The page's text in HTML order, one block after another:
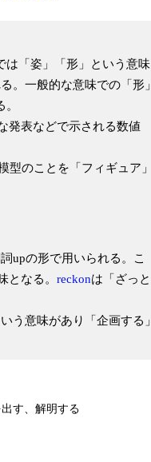
は「姿」「形」という意味
。一般的な意味での「形」
発表などで示される数値
型のことを「フィギュア」
upの形で用いられる。こ
となる。 reckonは「ざっと
う意味があり「企画する」
す、解明する